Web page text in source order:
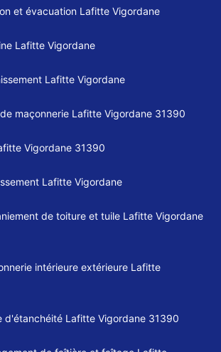
et évacuation Lafitte Vigordane
Lafitte Vigordane
Lafitte Vigordane
maçonnerie Lafitte Vigordane 31390
Vigordane 31390
Lafitte Vigordane
de toiture et tuile Lafitte Vigordane
intérieure extérieure Lafitte
d'étanchéité Lafitte Vigordane 31390